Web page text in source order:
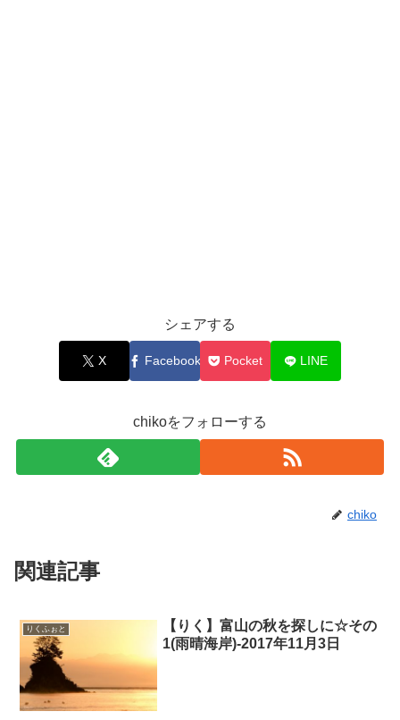
シェアする
X Facebook Pocket LINE
chikoをフォローする
chiko
関連記事
りくふぉと
【りく】富山の秋を探しに☆その
1(雨晴海岸)-2017年11月3日